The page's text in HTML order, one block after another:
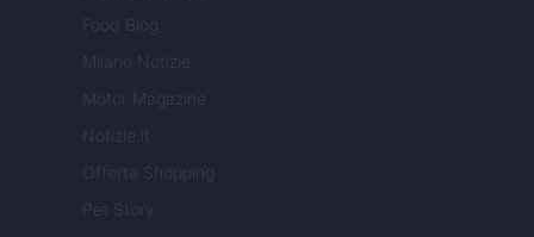
Food Blog
Milano Notizie
Motor Magazine
Notizie.it
Offerte Shopping
Pet Story